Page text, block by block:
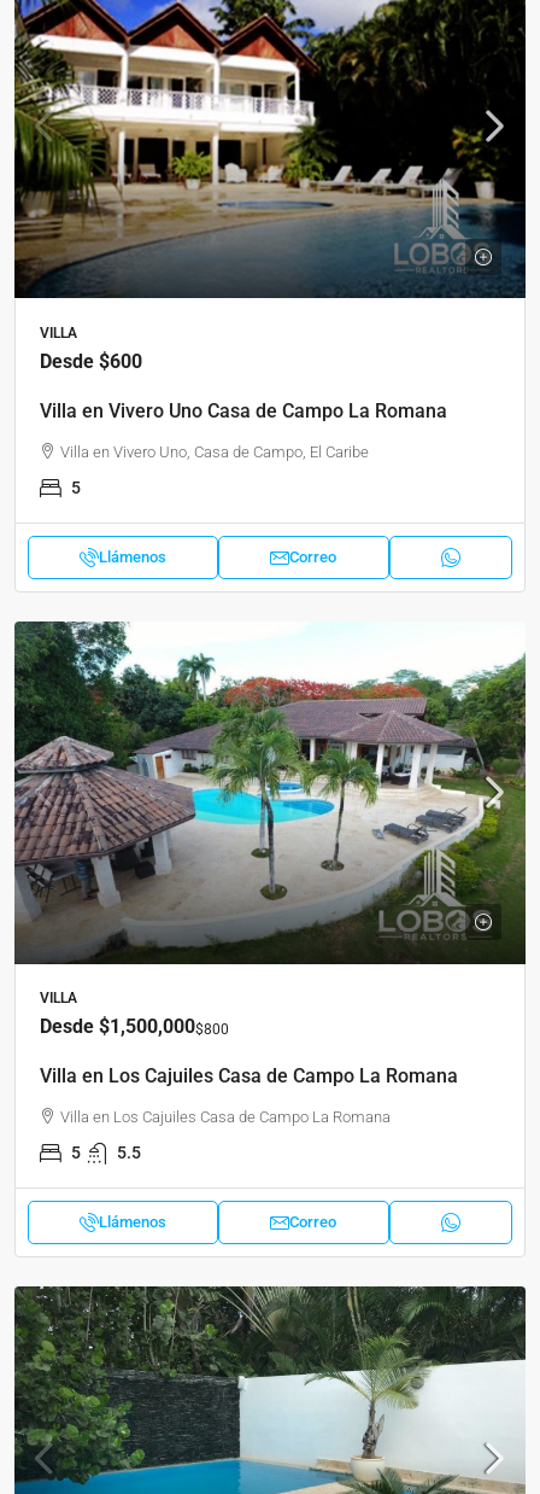
VILLA
Desde $600
Villa en Vivero Uno Casa de Campo La Romana
Villa en Vivero Uno, Casa de Campo, El Caribe
5
Llámenos Correo
VILLA
Desde $1,500,000$800
Villa en Los Cajuiles Casa de Campo La Romana
Villa en Los Cajuiles Casa de Campo La Romana
5 5.5
Llámenos Correo